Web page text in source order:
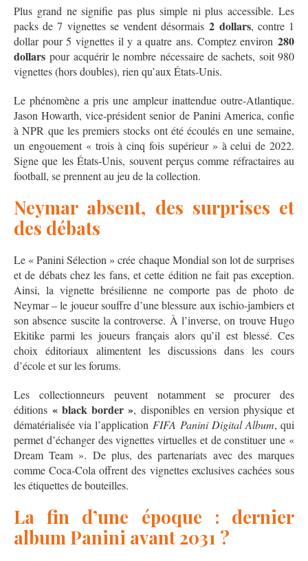
Plus grand ne signifie pas plus simple ni plus accessible. Les
packs de 7 vignettes se vendent désormais2 dollars, contre 1
dollar pour 5 vignettes il y a quatre ans. Comptez environ 280
dollars pour acquérir le nombre nécessaire de sachets, soit 980
vignettes (hors doubles), rien qu’aux États‑Unis.
Le phénomène a pris une ampleur inattendue outre‑Atlantique.
Jason Howarth, vice‑président senior de Panini America, confie
à NPR que les premiers stocks ont été écoulés en une semaine,
un engouement « trois à cinq fois supérieur » à celui de 2022.
Signe que les États‑Unis, souvent perçus comme réfractaires au
football, se prennent au jeu de la collection.
Neymar absent, des surprises et
des débats
Le « Panini Sélection » crée chaque Mondial son lot de surprises
et de débats chez les fans, et cette édition ne fait pas exception.
Ainsi, la vignette brésilienne ne comporte pas de photo de
Neymar – le joueur souffre d’une blessure aux ischio‑jambiers et
son absence suscite la controverse. À l’inverse, on trouve Hugo
Ekitike parmi les joueurs français alors qu’il est blessé. Ces
choix éditoriaux alimentent les discussions dans les cours
d’école et sur les forums.
Les collectionneurs peuvent notamment se procurer des
éditions« black border », disponibles en version physique et
dématérialisée via l’applicationFIFA Panini Digital Album, qui
permet d’échanger des vignettes virtuelles et de constituer une «
Dream Team ». De plus, des partenariats avec des marques
comme Coca‑Cola offrent des vignettes exclusives cachées sous
les étiquettes de bouteilles.
La fin d’une époque : dernier
album Panini avant 2031 ?